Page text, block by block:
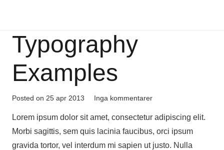
Typography
Examples
Posted on 25 apr 2013 Inga kommentarer
Lorem ipsum dolor sit amet, consectetur adipiscing elit.
Morbi sagittis, sem quis lacinia faucibus, orci ipsum
gravida tortor, vel interdum mi sapien ut justo. Nulla